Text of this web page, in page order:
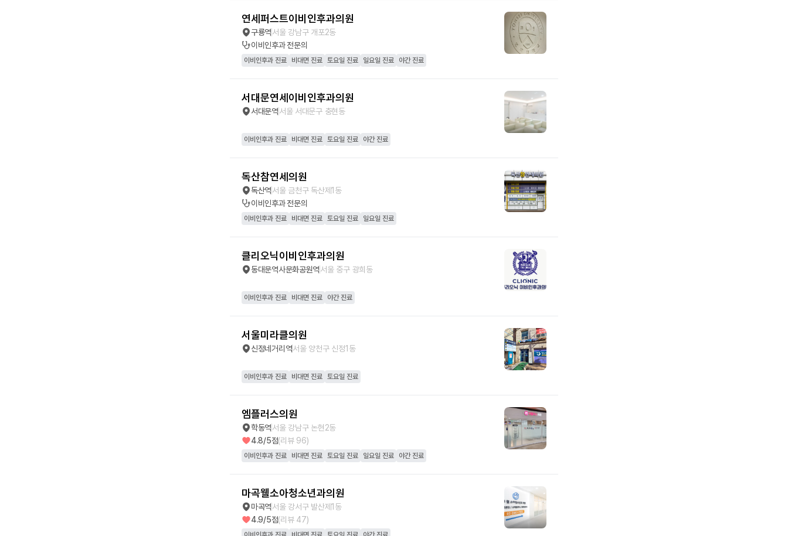
연세퍼스트이비인후과의원
구룡역서울 강남구 개포2동
이비인후과전문의
이비인후과 진료 비대면 진료 토요일 진료 일요일 진료 야간 진료
서대문연세이비인후과의원
서대문역서울 서대문구 충현동
이비인후과 진료 비대면 진료 토요일 진료 야간 진료
독산참연세의원
독산역서울 금천구 독산제1동
이비인후과전문의
이비인후과 진료 비대면 진료 토요일 진료 일요일 진료
클리오닉이비인후과의원
동대문역사문화공원역서울 중구 광희동
이비인후과 진료 비대면 진료 야간 진료
서울미라클의원
신정네거리역서울 양천구 신정1동
이비인후과 진료 비대면 진료 토요일 진료
엠플러스의원
학동역서울 강남구 논현2동
4.8/5점(리뷰 96)
이비인후과 진료 비대면 진료 토요일 진료 일요일 진료 야간 진료
마곡웰소아청소년과의원
마곡역서울 강서구 발산제1동
4.9/5점(리뷰 47)